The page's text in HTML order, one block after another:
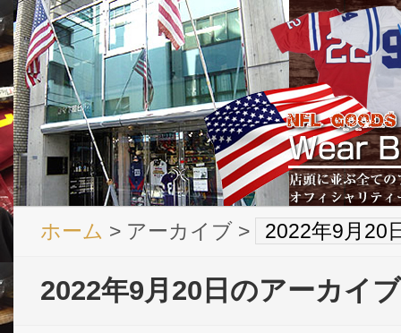
ホーム > アーカイブ > 2022年9月20
2022年9月20日のアーカイブ